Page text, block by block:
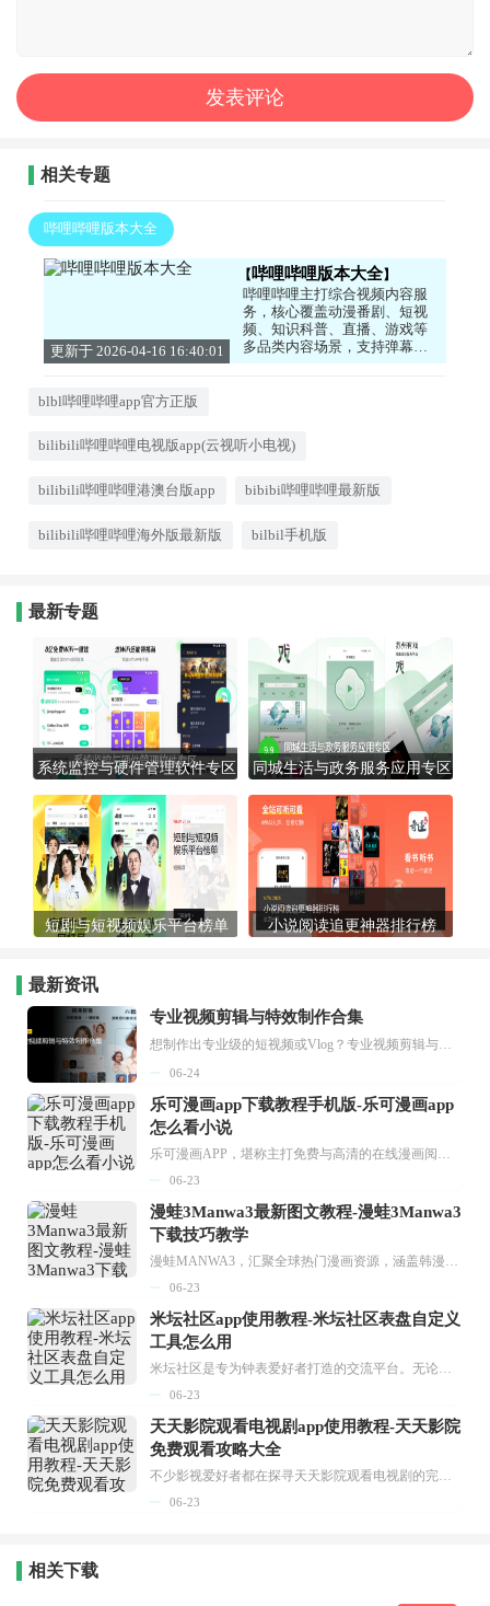
相关专题
哔哩哔哩版本大全
更新于 2026-04-16 16:40:01
哔哩哔哩版本大全
哔哩哔哩主打综合视频内容服
务，核心覆盖动漫番剧、短视
频、知识科普、直播、游戏等
多品类内容场景，支持弹幕互
动、离线缓存、投屏播放等功
的朋友们快来下载试试看吧！
blbl哔哩哔哩app官方正版
bilibili哔哩哔哩电视版app(云视听小电视)
bilibili哔哩哔哩港澳台版app bibibi哔哩哔哩最新版
bilibili哔哩哔哩海外版最新版 bilbil手机版
最新专题
系统监控与硬件管理软件专区 同城生活与政务服务应用专区
短剧与短视频娱乐平台榜单 小说阅读追更神器排行榜
最新资讯
专业视频剪辑与特效制作合集
想制作出专业级的短视频或Vlog？专业视频剪辑与特效制作大全专题为你提供了从剪辑、抠像到特效包装的全套解决方案。无论是添加炫酷的片头、进行精准的视频抠图，还是制...
06-24
乐可漫画app下载教程手机版-乐可漫画app
怎么看小说
乐可漫画APP，堪称主打免费与高清的在线漫画阅读神器。其官方版提供海量完整版漫画资源，无论是国内漫画，还是日漫、韩漫、台漫、美漫等国外漫画，应有尽有，随时供你阅读。只需轻点一下，便能直接进入阅读界面。不仅如此，乐可漫画最新版本更新速度极快，在这里，你总能抢先看到全网一手漫画章节内容！...
06-23
漫蛙3Manwa3最新图文教程-漫蛙3Manwa3
下载技巧教学
漫蛙MANWA3，汇聚全球热门漫画资源，涵盖韩漫、欧美漫画、国漫等多种类型，题材丰富多样，全方位满足用户阅读喜好。它不仅是阅读平台，更是创作平台，为广大用户打造零门槛创作环境。...
06-23
米坛社区app使用教程-米坛社区表盘自定义
工具怎么用
米坛社区是专为钟表爱好者打造的交流平台。无论你是初涉钟表领域的普通爱好者，还是拥有多年收藏经验的资深玩家，都能在此找到属于自己的天地。 无需注册，就能轻松参与其中。通过专业的讨论论坛与丰富的交互功能，你可与世界各地的钟表爱好者畅快交流。若你钟情于钟表，米坛社区无疑是值得一试的理想之选。在这里，你能获取最新的手表资讯，交流见解，提升鉴赏品味，让每一块手表都成为收藏故事中重要的一部分。感兴趣的朋友，不要错过下载机会。...
06-23
天天影院观看电视剧app使用教程-天天影院
免费观看攻略大全
不少影视爱好者都在探寻天天影院观看电视剧的完整方法，结合最新平台使用规则，本篇新手入门攻略全面讲解观看渠道、检索流程、播放设置以及画面模式调整等实用内容。全文适配手机、电脑等主流设备，步骤简洁易懂，无论是初次使用的新手，还是想要优化观影体验的用户，都能参照内容快速上手，熟练掌握平台各项操作技巧，轻松畅享影视内容。...
06-23
相关下载